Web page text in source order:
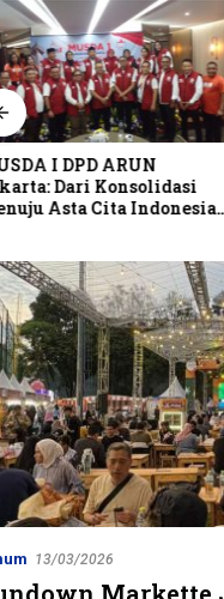
I DPD ARUN
Dari Konsolidasi
Asta Cita Indonesia
13/03/2026
Markette